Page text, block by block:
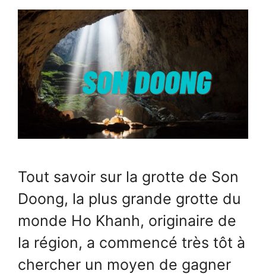
Tout savoir sur la grotte de Son
Doong, la plus grande grotte du
monde Ho Khanh, originaire de
la région, a commencé très tôt à
chercher un moyen de gagner